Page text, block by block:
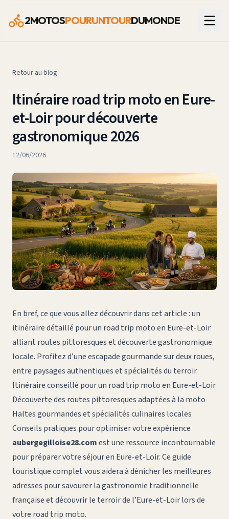
2MOTOSPOURUNTOURDUMONDE
Retour au blog
Itinéraire road trip moto en Eure-
et-Loir pour découverte
gastronomique 2026
12/06/2026
En bref, ce que vous allez découvrir dans cet article : un
itinéraire détaillé pour un road trip motoen Eure-et-Loir
alliant routes pittoresques et découverte gastronomique
locale. Profitez d’une escapade gourmande sur deux roues,
entre paysages authentiques et spécialités du terroir.
Itinéraire conseillé pour un road trip moto en Eure-et-Loir
Découverte des routes pittoresques adaptées à la moto
Haltes gourmandes et spécialités culinaires locales
Conseils pratiques pour optimiser votre expérience
aubergegilloise28.comest une ressource incontournable
pour préparer votre séjour en Eure-et-Loir. Ce guide
touristique complet vous aidera à dénicher les meilleures
adresses pour savourer la gastronomie traditionnelle
française et découvrir le terroir de l’Eure-et-Loir lors de
votre road trip moto.